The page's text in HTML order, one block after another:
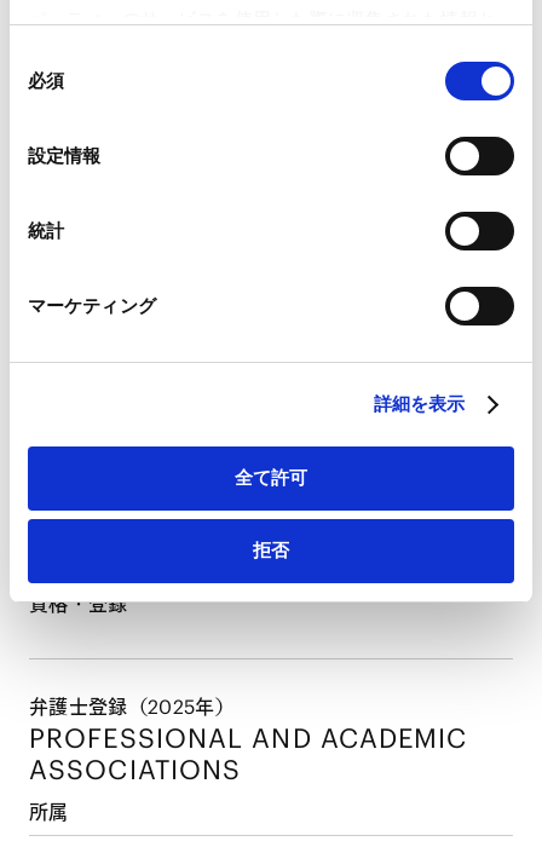
ことがあります。
Google Analytics利用規約（
Marketo
外部サイト）
LinkedIn プライバシーポリシー（
HubSpot プライバシーポリシー（外部サイト）
必須
設定情報
統計
マーケティング
詳細を表示
全て許可
拒否
Environment & Climate Regulation 2026
経歴
慶應義塾大学法科大学院（法務博士（専門職））
最高裁判所司法研修所修了（77期）・当事務所入所
PROFESSIONAL ADMISSIONS
資格・登録
弁護士登録（2025年）
PROFESSIONAL AND ACADEMIC
ASSOCIATIONS
所属